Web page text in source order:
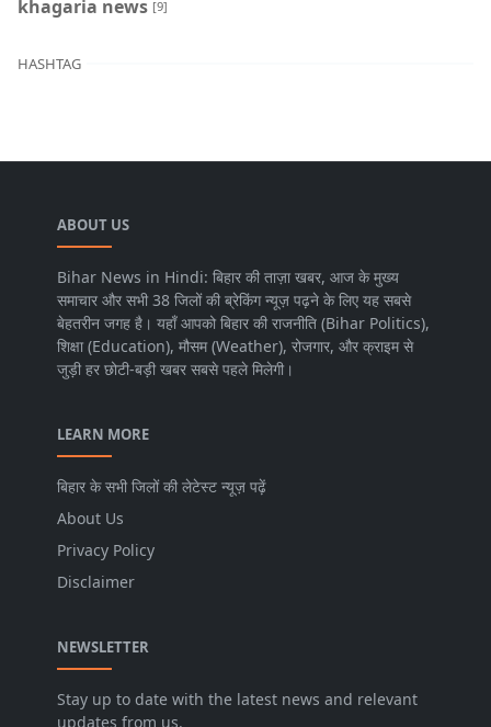
khagaria news [9]
HASHTAG
ABOUT US
Bihar News in Hindi: बिहार की ताज़ा खबर, आज के मुख्य
समाचार और सभी 38 जिलों की ब्रेकिंग न्यूज़ पढ़ने के लिए यह सबसे
बेहतरीन जगह है। यहाँ आपको बिहार की राजनीति (Bihar Politics),
शिक्षा (Education), मौसम (Weather), रोजगार, और क्राइम से
जुड़ी हर छोटी-बड़ी खबर सबसे पहले मिलेगी।
LEARN MORE
बिहार के सभी जिलों की लेटेस्ट न्यूज़ पढ़ें
About Us
Privacy Policy
Disclaimer
NEWSLETTER
Stay up to date with the latest news and relevant
updates from us.